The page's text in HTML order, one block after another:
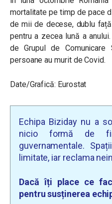
mortalitate pe timp de pace
de mii de decese, dublu
pentru a zecea lună a
de Grupul de
persoane au murit de Covid.
Date/Grafică: Eurostat
Echipa Biziday nu a
nicio formă de
guvernamentale.
limitate, iar reclama
Dacă îți place ce
pentru susținerea